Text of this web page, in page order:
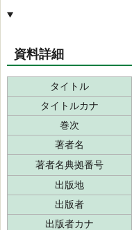
資料詳細
タイトル
タイトルカナ
巻次
著者名
著者名典拠番号
出版地
出版者
出版者カナ